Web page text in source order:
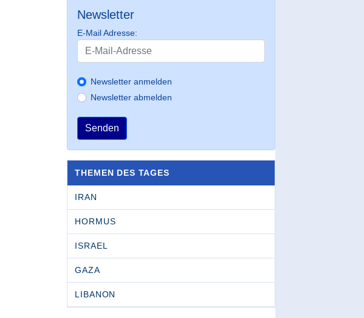
Newsletter
E-Mail Adresse:
Newsletter anmelden
Newsletter abmelden
Senden
THEMEN DES TAGES
IRAN
HORMUS
ISRAEL
GAZA
LIBANON